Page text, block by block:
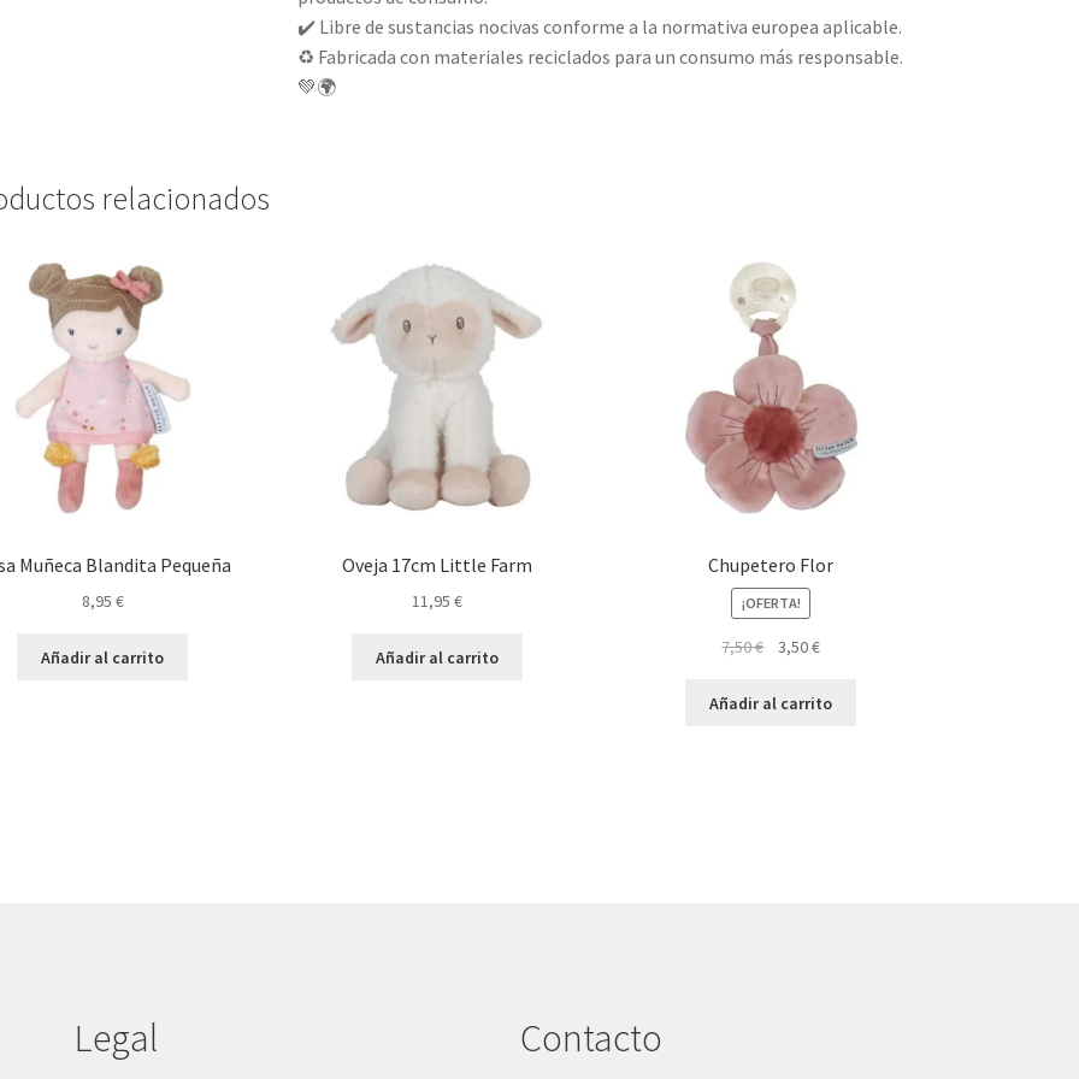
✔️ Libre de sustancias nocivas conforme a la normativa europea aplicable.
♻️ Fabricada con materiales reciclados para un consumo más responsable.
💚🌍
relacionados
Muñeca Blandita Pequeña
8,95 €
Añadir al carrito
Oveja 17cm Little Farm
11,95 €
Añadir al carrito
Chupetero Flor
¡OFERTA!
7,50€
El
original
3,50€El
actual
Añadir al carrito
Legal Contacto